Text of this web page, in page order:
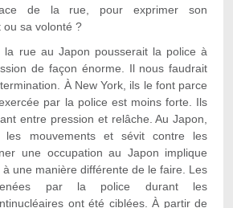
de la rue, pour exprimer son
ou sa volonté ?
la rue au Japon pousserait la police à
de façon énorme. Il nous faudrait
À New York, ils le font parce
par la police est moins forte. Ils
entre pression et relâche. Au Japon,
les mouvements et sévit contre les
une occupation au Japon implique
une manière différente de le faire. Les
par la police durant les
ont été ciblées. À partir de